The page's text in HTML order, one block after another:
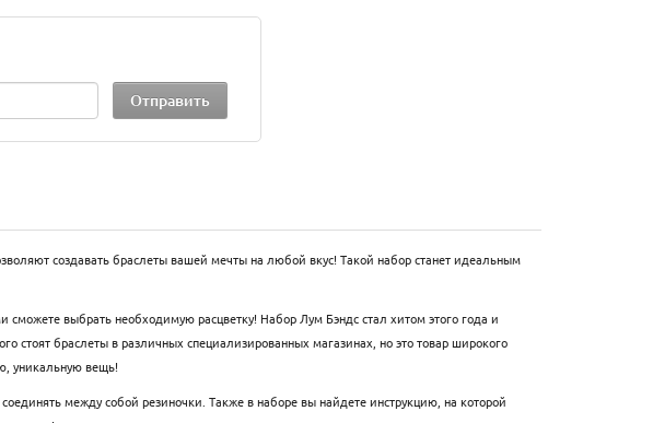
создавать браслеты вашей мечты на любой вкус! Такой набор станет идеальным
выбрать необходимую расцветку! Набор Лум Бэндс стал хитом этого года и
стоят браслеты в различных специализированных магазинах, но это товар широкого
уникальную вещь!
между собой резиночки. Также в наборе вы найдете инструкцию, на которой